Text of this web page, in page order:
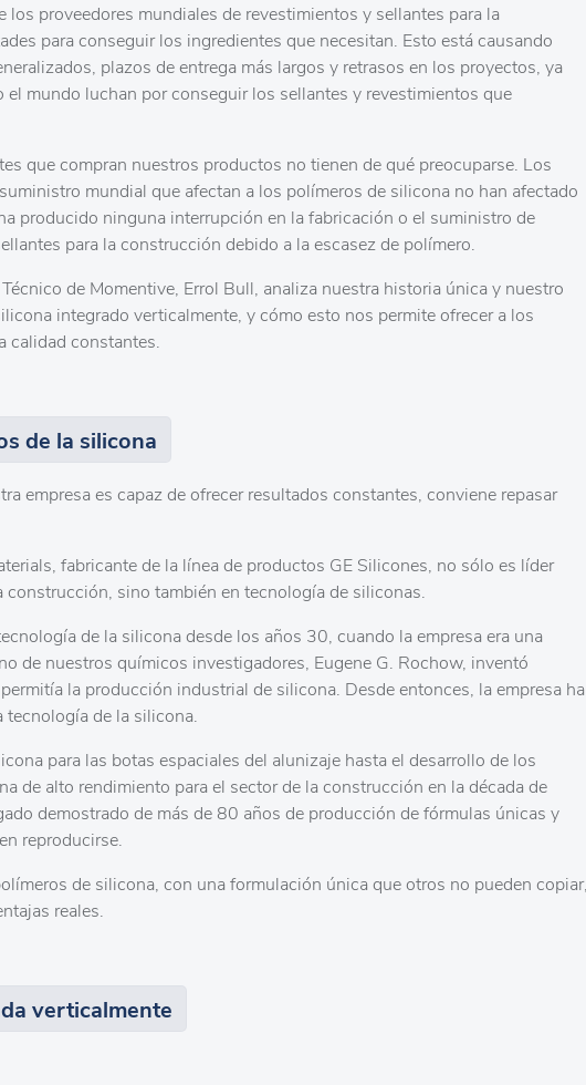
los proveedores mundiales de revestimientos y sellantes para la
para conseguir los ingredientes que necesitan. Esto está causando
plazos de entrega más largos y retrasos en los proyectos, ya
mundo luchan por conseguir los sellantes y revestimientos que
que compran nuestros productos no tienen de qué preocuparse. Los
mundial que afectan a los polímeros de silicona no han afectado
producido ninguna interrupción en la fabricación o el suministro de
para la construcción debido a la escasez de polímero.
de Momentive, Errol Bull, analiza nuestra historia única y nuestro
integrado verticalmente, y cómo esto nos permite ofrecer a los
calidad constantes.
de la silicona
empresa es capaz de ofrecer resultados constantes, conviene repasar
fabricante de la línea de productos GE Silicones, no sólo es líder
construcción, sino también en tecnología de siliconas.
de la silicona desde los años 30, cuando la empresa era una
de nuestros químicos investigadores, Eugene G. Rochow, inventó
la producción industrial de silicona. Desde entonces, la empresa ha
tecnología de la silicona.
para las botas espaciales del alunizaje hasta el desarrollo de los
de alto rendimiento para el sector de la construcción en la década de
demostrado de más de 80 años de producción de fórmulas únicas y
reproducirse.
de silicona, con una formulación única que otros no pueden copiar,
reales.
verticalmente